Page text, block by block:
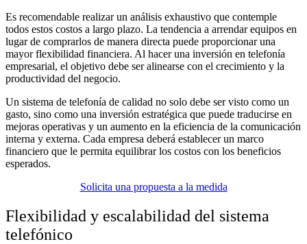
Es recomendable realizar un análisis exhaustivo que contemple
todos estos costos a largo plazo. La tendencia a arrendar equipos en
lugar de comprarlos de manera directa puede proporcionar una
mayor flexibilidad financiera. Al hacer una inversión en telefonía
empresarial, el objetivo debe ser alinearse con el crecimiento y la
productividad del negocio.
Un sistema de telefonía de calidad no solo debe ser visto como un
gasto, sino como una inversión estratégica que puede traducirse en
mejoras operativas y un aumento en la eficiencia de la comunicación
interna y externa. Cada empresa deberá establecer un marco
financiero que le permita equilibrar los costos con los beneficios
esperados.
Solicita una propuesta a la medida
Flexibilidad y escalabilidad del sistema
telefónico